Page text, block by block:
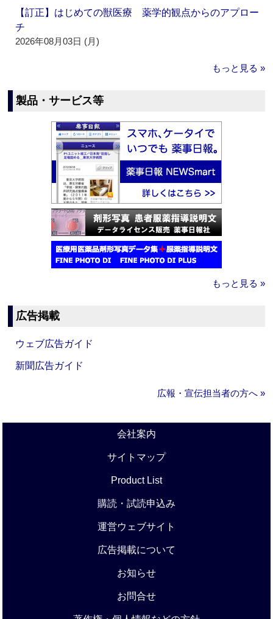
【訂正】はじめての獣医療 薬学的観点からのアプロー
チ
2026年08月03日 (月)
もっと見る »
製品・サービス等
もっと見る »
広告掲載
ウェブ広告ガイド
新聞広告ガイド
広報・宣伝担当者の方へ »
会社案内
サイトマップ
Product List
購読・試読申込み
運営ウェブサイト
広告掲載について
お知らせ
お問合せ